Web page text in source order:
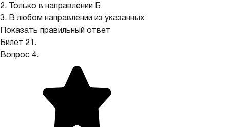
2. Только в направлении Б
3. В любом направлении из указанных
Показать правильный ответ
Билет 21.
Вопрос 4.